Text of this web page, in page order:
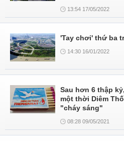
13:54 17/05/2022
'Tay chơi' thứ ba
14:30 16/01/2022
Sau hơn 6 thập
một thời Diêm
"cháy sáng"
08:28 09/05/2021